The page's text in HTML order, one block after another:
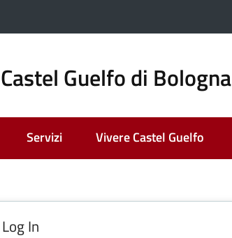
Guelfo di Bologna
Servizi Vivere Castel Guelfo
Log In